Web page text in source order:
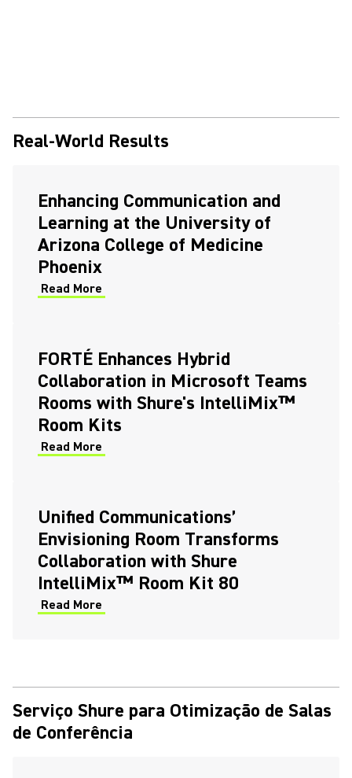
Real-World Results
Enhancing Communication and
Learning at the University of
Arizona College of Medicine
Phoenix
Read More
FORTÉ Enhances Hybrid
Collaboration in Microsoft Teams
Rooms with Shure's IntelliMix™
Room Kits
Read More
Unified Communications’
Envisioning Room Transforms
Collaboration with Shure
IntelliMix™ Room Kit 80
Read More
Serviço Shure para Otimização de Salas
de Conferência